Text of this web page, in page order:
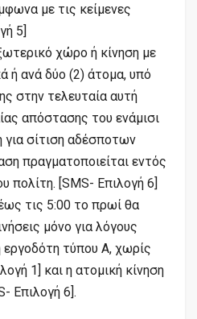
με τις κείμενες
5]
χώρο ή κίνηση με
ή ανά δύο (2) άτομα, υπό
στην τελευταία αυτή
απόστασης του ενάμισι
σίτιση αδέσποτων
πραγματοποιείται εντός
πολίτη. [SMS- Επιλογή 6]
τις 5:00 το πρωί θα
μόνο για λόγους
τύπου Α, χωρίς
1] και η ατομική κίνηση
Επιλογή 6].